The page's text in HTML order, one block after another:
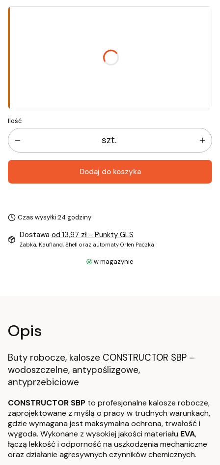
Ilość
szt.
Dodaj do koszyka
Czas wysyłki:24 godziny
Dostawa od 13,97 zł - Punkty GLS
Żabka, Kaufland, Shell oraz automaty Orlen Paczka
w magazynie
Opis
Buty robocze, kalosze CONSTRUCTOR SBP –
wodoszczelne, antypoślizgowe,
antyprzebiciowe
CONSTRUCTOR SBP to profesjonalne kalosze robocze,
zaprojektowane z myślą o pracy w trudnych warunkach,
gdzie wymagana jest maksymalna ochrona, trwałość i
wygoda. Wykonane z wysokiej jakości materiału EVA,
łączą lekkość i odporność na uszkodzenia mechaniczne
oraz działanie agresywnych czynników chemicznych.